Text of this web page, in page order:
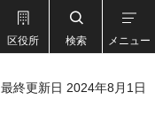
区役所 検索 メニュー
最終更新日 2024年8月1日